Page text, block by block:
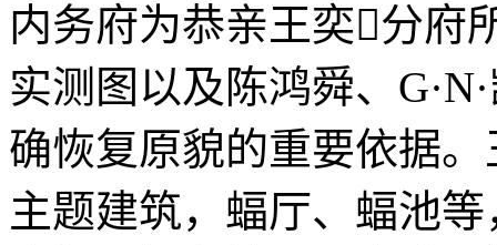
内务府为恭亲王奕分府
实测图以及陈鸿舜、
确恢复原貌的重要依据
主题建筑，蝠厅、蝠池